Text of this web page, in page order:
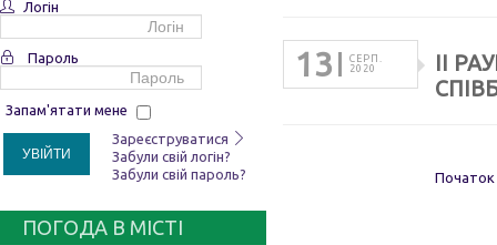
Логін
Пароль
Запам'ятати мене
УВІЙТИ
Зареєструватися
Забули свій логін?
Забули свій пароль?
ПОГОДА В МІСТІ
13
СЕРП.
2020
ІІ
Початок